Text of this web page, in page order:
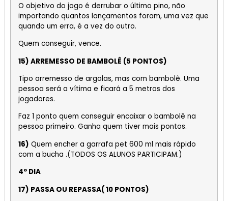
O objetivo do jogo é derrubar o último pino, não
importando quantos lançamentos foram, uma vez que
quando um erra, é a vez do outro.
Quem conseguir, vence.
15) ARREMESSO DE BAMBOLÊ (5 PONTOS)
Tipo arremesso de argolas, mas com bambolê. Uma
pessoa será a vítima e ficará a 5 metros dos
jogadores.
Faz 1 ponto quem conseguir encaixar o bambolê na
pessoa primeiro. Ganha quem tiver mais pontos.
16) Quem encher a garrafa pet 600 ml mais rápido
com a bucha .(TODOS OS ALUNOS PARTICIPAM.)
4º DIA
17) PASSA OU REPASSA( 10 PONTOS)